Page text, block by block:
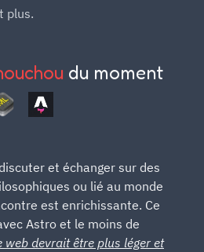
plus.
du moment
et échanger sur des
ou lié au monde
est enrichissante. Ce
Astro et le moins de
web devrait être plus léger et